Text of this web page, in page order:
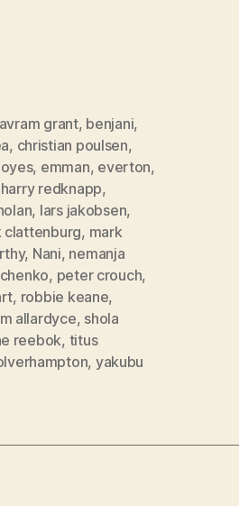
avram grant, benjani,
, christian poulsen,
, emman, everton,
harry redknapp,
, lars jakobsen,
clattenburg, mark
, Nani, nemanja
, peter crouch,
, robbie keane,
allardyce, shola
reebok, titus
, yakubu